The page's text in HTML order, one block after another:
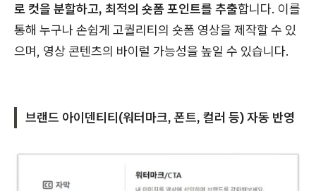
로 컷을 분할하고, 최적의 숏폼 포인트를 추출합니다. 이를
통해 누구나 손쉽게 고퀄리티의 숏폼 영상을 제작할 수 있
으며, 영상 콘텐츠의 바이럴 가능성을 높일 수 있습니다.
브랜드 아이덴티티(워터마크, 폰트, 컬러 등) 자동 반영